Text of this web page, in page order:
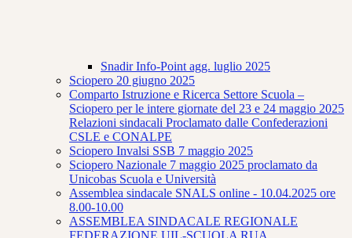
Snadir Info-Point agg. luglio 2025
Sciopero 20 giugno 2025
Comparto Istruzione e Ricerca Settore Scuola –
Sciopero per le intere giornate del 23 e 24 maggio 2025
Relazioni sindacali Proclamato dalle Confederazioni
CSLE e CONALPE
Sciopero Invalsi SSB 7 maggio 2025
Sciopero Nazionale 7 maggio 2025 proclamato da
Unicobas Scuola e Università
Assemblea sindacale SNALS online - 10.04.2025 ore
8.00-10.00
ASSEMBLEA SINDACALE REGIONALE